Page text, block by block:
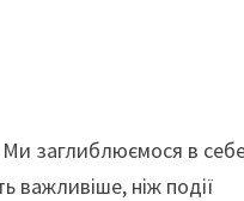
заглиблюємося в
важливіше, ніж події